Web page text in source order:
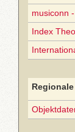
musiconn
Index